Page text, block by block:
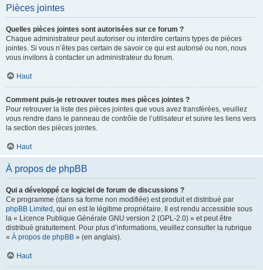
Pièces jointes
Quelles pièces jointes sont autorisées sur ce forum ?
Chaque administrateur peut autoriser ou interdire certains types de pièces
jointes. Si vous n’êtes pas certain de savoir ce qui est autorisé ou non, nous
vous invitons à contacter un administrateur du forum.
Haut
Comment puis-je retrouver toutes mes pièces jointes ?
Pour retrouver la liste des pièces jointes que vous avez transférées, veuillez
vous rendre dans le panneau de contrôle de l’utilisateur et suivre les liens vers
la section des pièces jointes.
Haut
À propos de phpBB
Qui a développé ce logiciel de forum de discussions ?
Ce programme (dans sa forme non modifiée) est produit et distribué par
phpBB Limited , qui en est le légitime propriétaire. Il est rendu accessible sous
la « Licence Publique Générale GNU version 2 (GPL-2.0) » et peut être
distribué gratuitement. Pour plus d’informations, veuillez consulter la rubrique
« À propos de phpBB » (en anglais).
Haut